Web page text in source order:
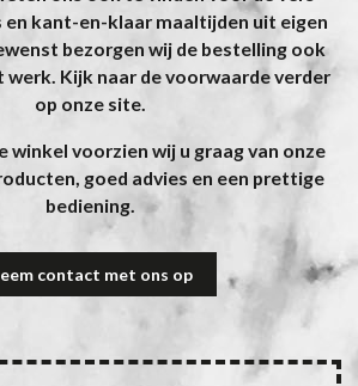
en kant-en-klaar maaltijden uit eigen
bezorgen wij de bestelling ook
werk. Kijk naar de voorwaarde verder
op onze site.
winkel voorzien wij u graag van onze
goed advies en een prettige
bediening.
contact met ons op